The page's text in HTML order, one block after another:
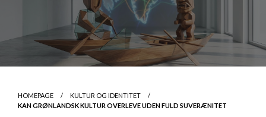
HOMEPAGE
KULTUR OG IDENTITET
KAN GRØNLANDSK KULTUR OVERLEVE UDEN FULD SUVERÆNITET